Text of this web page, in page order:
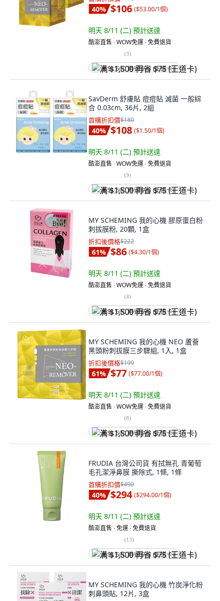
40% $106 ($53.00/1個)
明天 8/11 (二) 預計送達
酷澎直售 ∙ WOW免運 ∙ 免費退貨
(3)
满 $1,500 再省 $75 (王道卡)
SavDerm 舒膚貼 痘痘貼 滅菌 一般綜
合 0.03cm, 36片, 2組
首購折扣價$180
40% $108 ($1.50/1個)
明天 8/11 (二) 預計送達
酷澎直售 ∙ WOW免運 ∙ 免費退貨
(9)
满 $1,500 再省 $75 (王道卡)
MY SCHEMING 我的心機 膠原蛋白粉
刺拔膜粉, 20顆, 1盒
折扣後價格$222
61% $86 ($4.30/1個)
明天 8/11 (二) 預計送達
酷澎直售 ∙ WOW免運 ∙ 免費退貨
(4)
满 $1,500 再省 $75 (王道卡)
MY SCHEMING 我的心機 NEO 蘆薈
黑頭粉刺拔膜三步驟組, 1入, 1盒
折扣後價格$199
61% $77 ($77.00/1個)
明天 8/11 (二) 預計送達
酷澎直售 ∙ WOW免運 ∙ 免費退貨
(8)
满 $1,500 再省 $75 (王道卡)
FRUDIA 台灣公司貨 有拭無孔 青葡萄
毛孔潔淨鼻膜 撕除式, 1條, 1條
首購折扣價$490
40% $294 ($294.00/1個)
明天 8/11 (二) 預計送達
酷澎直售 ∙ 免運 ∙ 免費退貨
(13)
满 $1,500 再省 $75 (王道卡)
MY SCHEMING 我的心機 竹炭淨化粉
刺鼻頭貼, 12片, 3盒